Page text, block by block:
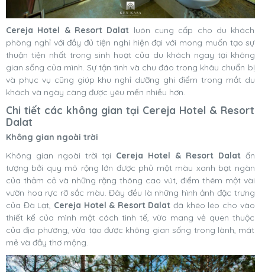
Cereja Hotel & Resort Dalat luôn cung cấp cho du khách
phòng nghỉ với đầy đủ tiện nghi hiện đại với mong muốn tạo sự
thuận tiện nhất trong sinh hoạt của du khách ngay tại không
gian sống của mình. Sự tận tình và chu đáo trong khâu chuẩn bị
và phục vụ cũng giúp khu nghỉ dưỡng ghi điểm trong mắt du
khách và ngày càng được yêu mến nhiều hơn.
Chi tiết các không gian tại Cereja Hotel & Resort
Dalat
Không gian ngoài trời
Không gian ngoài trời tại Cereja Hotel & Resort Dalat ấn
tượng bởi quy mô rộng lớn được phủ một màu xanh bạt ngàn
của thảm cỏ và những rặng thông cao vút, điểm thêm một vài
vườn hoa rực rỡ sắc màu. Đây đều là những hình ảnh đặc trưng
của Đà Lạt, Cereja Hotel & Resort Dalat đã khéo léo cho vào
thiết kế của mình một cách tinh tế, vừa mang vẻ quen thuộc
của địa phương, vừa tạo được không gian sống trong lành, mát
mẻ và đầy thơ mộng.